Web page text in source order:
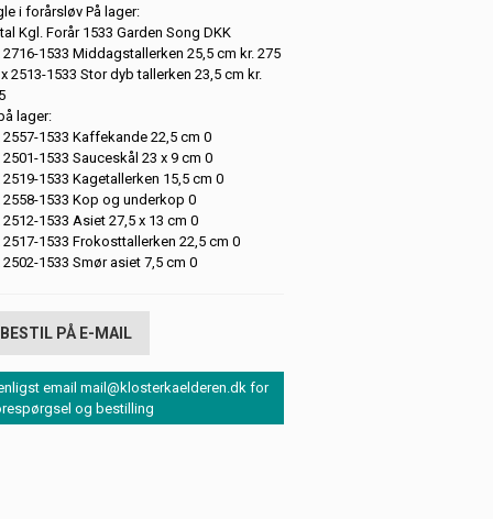
i forårsløv På lager:
Kgl. Forår 1533 Garden Song DKK
2716-1533 Middagstallerken 25,5 cm kr. 275
2513-1533 Stor dyb tallerken 23,5 cm kr.
lager:
2557-1533 Kaffekande 22,5 cm 0
2501-1533 Sauceskål 23 x 9 cm 0
2519-1533 Kagetallerken 15,5 cm 0
2558-1533 Kop og underkop 0
2512-1533 Asiet 27,5 x 13 cm 0
2517-1533 Frokosttallerken 22,5 cm 0
2502-1533 Smør asiet 7,5 cm 0
BESTIL PÅ E-MAIL
email mail@klosterkaelderen.dk for
og bestilling